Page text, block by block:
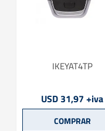
IKEYAT4TP
USD 31,97 +iva